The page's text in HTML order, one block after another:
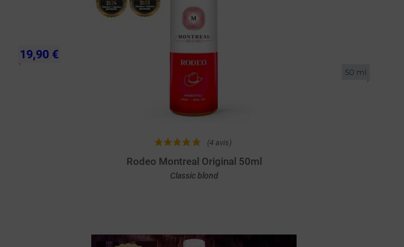
50 ml
(4 avis)
Rodeo Montreal Original 50ml
Classic blond
19,90 €